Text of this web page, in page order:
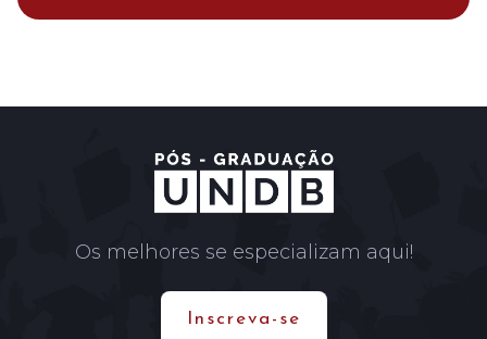
Os melhores se especializam aqui!
Inscreva-se